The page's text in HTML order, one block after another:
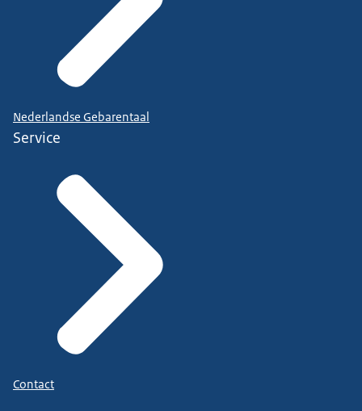
Nederlandse Gebarentaal
Service
Contact